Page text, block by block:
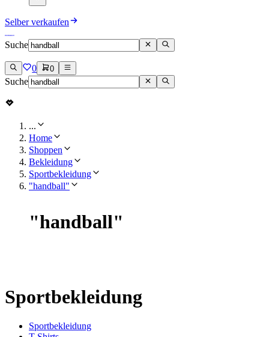
Selber verkaufen
Suche
0 0
Suche
...
Home
Shoppen
Bekleidung
Sportbekleidung
"handball"
"handball"
Sportbekleidung
Sportbekleidung